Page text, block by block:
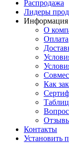
Распродажа
Лидеры
Информация
О
Оплата
Как
Контакты
Установить